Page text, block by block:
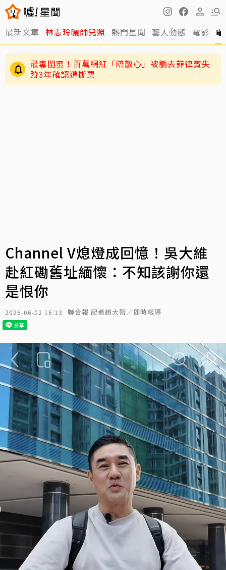
最新文章 林志玲曬帥兒照 熱門星聞 藝人動態 電影
最毒閨蜜！百萬網紅「陪散心」被騙去菲律賓失
蹤3年確認遭撕票
Channel V熄燈成回憶！吳大維
赴紅磡舊址緬懷：不知該謝你還
是恨你
2026-06-02 16:13 聯合報 記者趙大智／即時報導